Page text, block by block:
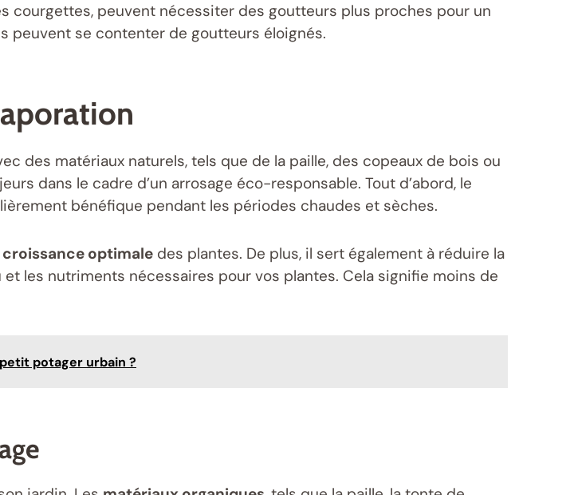
courgettes, peuvent nécessiter des goutteurs plus proches pour un
peuvent se contenter de goutteurs éloignés.
des matériaux naturels, tels que de la paille, des copeaux de bois ou
dans le cadre d’un arrosage éco-responsable. Tout d’abord, le
bénéfique pendant les périodes chaudes et sèches.
croissance optimale des plantes. De plus, il sert également à réduire la
les nutriments nécessaires pour vos plantes. Cela signifie moins de
potager urbain ?